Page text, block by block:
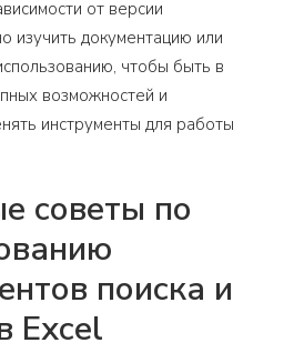
от версии
изучить документацию или
чтобы быть в
возможностей и
инструменты для работы
советы по
поиска и
Excel